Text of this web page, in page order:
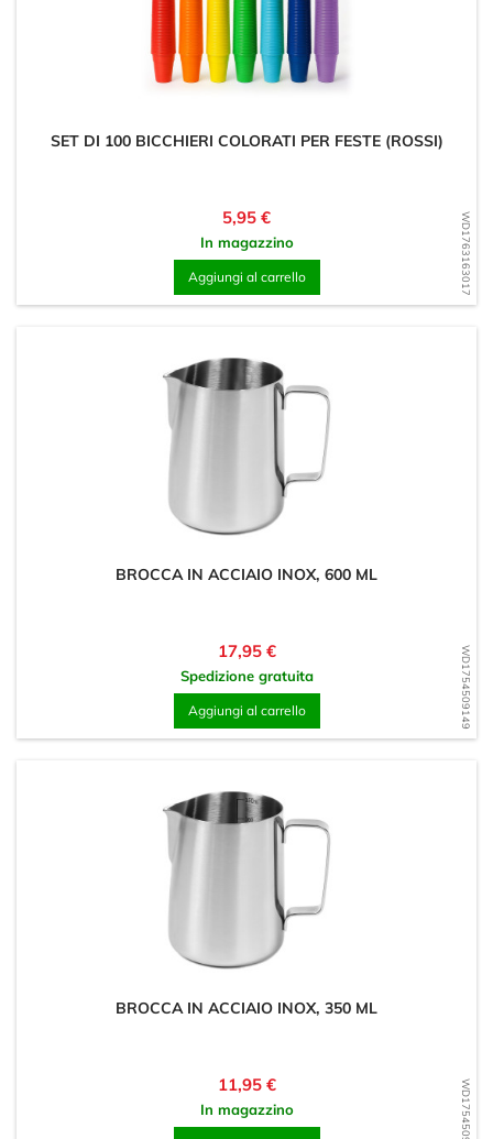
WD1763163017
SET DI 100 BICCHIERI COLORATI PER FESTE (ROSSI)
Prezzo
5,95 €
In magazzino
Aggiungi al carrello
WD1754509149
BROCCA IN ACCIAIO INOX, 600 ML
Prezzo
17,95 €
Spedizione gratuita
Aggiungi al carrello
WD1754509022
BROCCA IN ACCIAIO INOX, 350 ML
Prezzo
11,95 €
In magazzino